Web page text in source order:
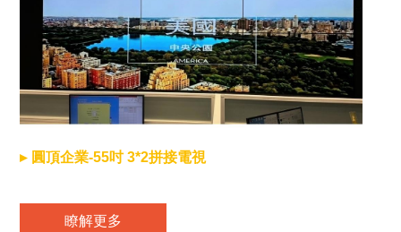
圓頂企業-55吋 3*2拼接電視
瞭解更多